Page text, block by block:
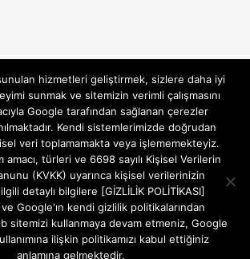
Politikası
hizmetleri geliştirmek, sizlere daha iyi
sunmak ve sitemizin verimli çalışmasını
Google tarafından sağlanan çerezler
Kendi sistemlerimizde doğrudan
veri toplamamakta veya işlememekteyiz.
amacı, türleri ve 6698 sayılı Kişisel Verilerin
(KVKK) uyarınca kişisel verilerinizin
detaylı bilgilere [GİZLİLİK POLİTİKASI]
Google'ın kendi gizlilik politikalarından
sitemizi kullanmaya devam etmeniz, Google
ilişkin politikamızı kabul ettiğiniz
anlamına gelmektedir.